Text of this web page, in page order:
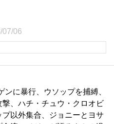
07/06
ンに暴行、ウソップを捕縛、
、ハチ・チュウ・クロオビ
以外集合、ジョニーとヨサ